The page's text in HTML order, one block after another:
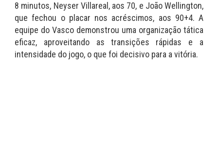
8 minutos, Neyser Villareal, aos 70, e João Wellington,
que fechou o placar nos acréscimos, aos 90+4. A
equipe do Vasco demonstrou uma organização tática
eficaz, aproveitando as transições rápidas e a
intensidade do jogo, o que foi decisivo para a vitória.